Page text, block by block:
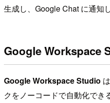
生成し、Google Chat に通知
Google Workspace
Google Workspace Studio
クをノーコードで自動化でき